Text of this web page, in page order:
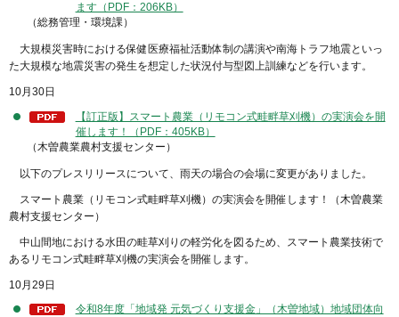
ます（PDF：206KB）
（総務管理・環境課）
大規模災害時における保健医療福祉活動体制の講演や南海トラフ地震といっ
た大規模な地震災害の発生を想定した状況付与型図上訓練などを行います。
10月30日
【訂正版】スマート農業（リモコン式畦畔草刈機）の実演会を開
催します！（PDF：405KB）
（木曽農業農村支援センター）
以下のプレスリリースについて、雨天の場合の会場に変更がありました。
スマート農業（リモコン式畦畔草刈機）の実演会を開催します！（木曽農業
農村支援センター）
中山間地における水田の畦草刈りの軽労化を図るため、スマート農業技術で
あるリモコン式畦畔草刈機の実演会を開催します。
10月29日
令和8年度「地域発 元気づくり支援金」（木曽地域）地域団体向